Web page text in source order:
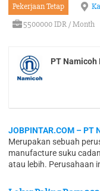
Pekerjaan Tetap
5500000 IDR / Month
PT Namicoh
JOBPINTAR.COM – PT
Merupakan sebuah
manufacture suku
atau lebih. Perusahaan